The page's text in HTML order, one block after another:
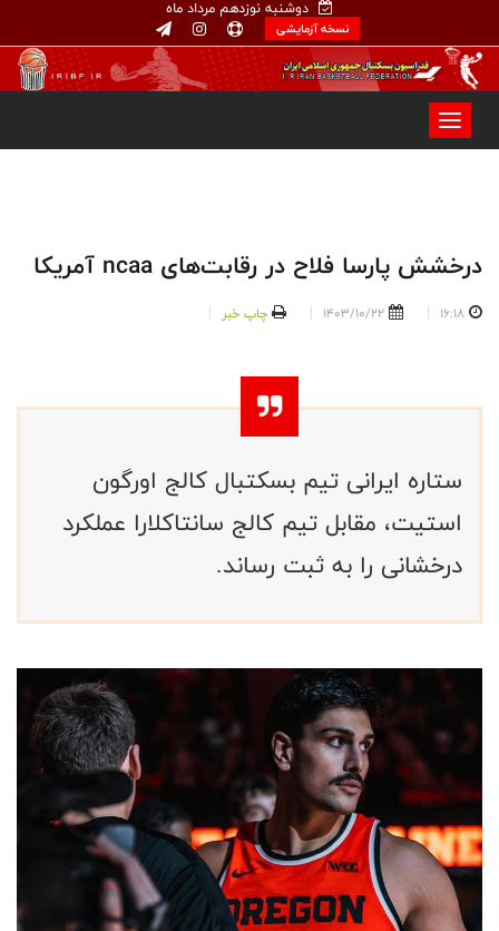
دوشنبه نوزدهم مرداد ماه
نسخه آزمایشی
درخشش پارسا فلاح در رقابت‌های ncaa آمریکا
16:18
1403/10/22 چاپ خبر
ستاره ایرانی تیم بسکتبال کالج اورگون
استیت، مقابل تیم کالج سانتاکلارا عملکرد
درخشانی را به ثبت رساند.